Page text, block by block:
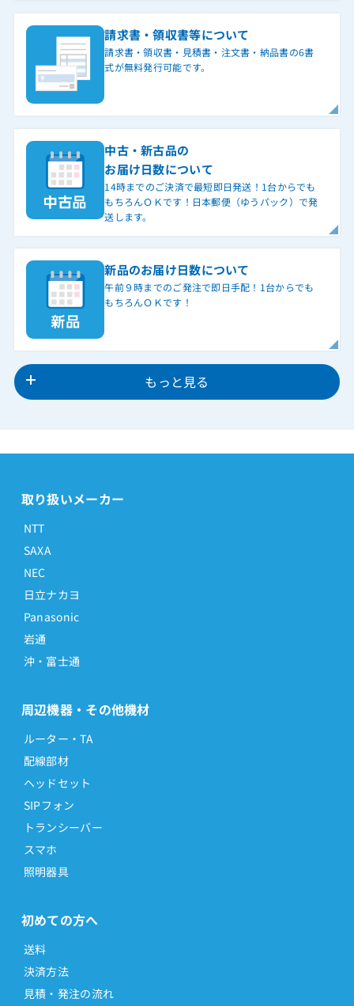
請求書・領収書等について
請求書・領収書・見積書・注文書・納品書の6書
式が無料発行可能です。
中古・新古品の
お届け日数について
14時までのご決済で最短即日発送！1台からでも
もちろんＯＫです！日本郵便（ゆうパック）で発
送します。
新品のお届け日数について
午前９時までのご発注で即日手配！1台からでも
もちろんＯＫです！
もっと見る
取り扱いメーカー
NTT
SAXA
NEC
日立ナカヨ
Panasonic
岩通
沖・富士通
周辺機器・その他機材
ルーター・TA
配線部材
ヘッドセット
SIPフォン
トランシーバー
スマホ
照明器具
初めての方へ
送料
決済方法
見積・発注の流れ